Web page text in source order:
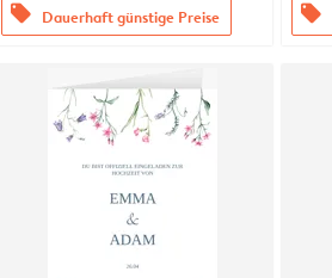
offers Dauerhaft günstige Preise offers